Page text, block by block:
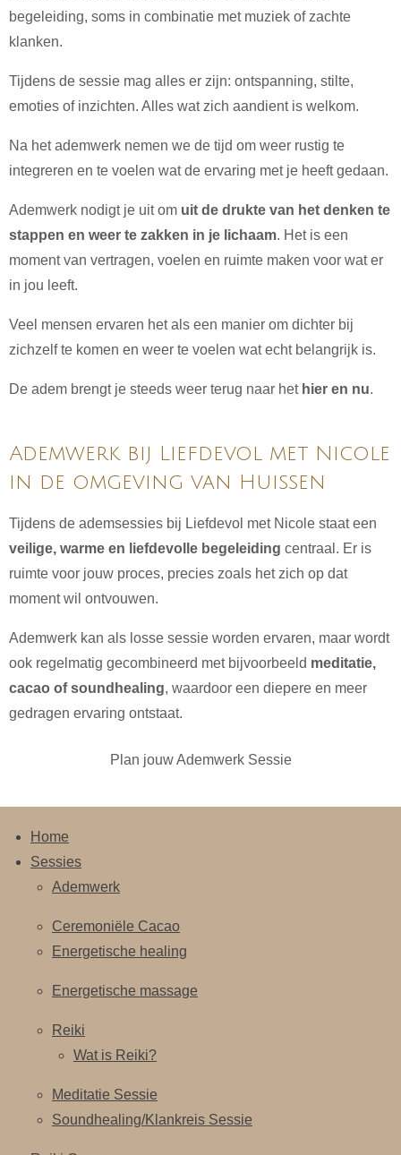
begeleiding, soms in combinatie met muziek of zachte
klanken.
Tijdens de sessie mag alles er zijn: ontspanning, stilte,
emoties of inzichten. Alles wat zich aandient is welkom.
Na het ademwerk nemen we de tijd om weer rustig te
integreren en te voelen wat de ervaring met je heeft gedaan.
Ademwerk nodigt je uit om uit de drukte van het denken te
stappen en weer te zakken in je lichaam. Het is een
moment van vertragen, voelen en ruimte maken voor wat er
in jou leeft.
Veel mensen ervaren het als een manier om dichter bij
zichzelf te komen en weer te voelen wat echt belangrijk is.
De adem brengt je steeds weer terug naar het hier en nu.
Ademwerk bij Liefdevol met Nicole
in de omgeving van Huissen
Tijdens de ademsessies bij Liefdevol met Nicole staat een
veilige, warme en liefdevolle begeleiding centraal. Er is
ruimte voor jouw proces, precies zoals het zich op dat
moment wil ontvouwen.
Ademwerk kan als losse sessie worden ervaren, maar wordt
ook regelmatig gecombineerd met bijvoorbeeld meditatie,
cacao of soundhealing, waardoor een diepere en meer
gedragen ervaring ontstaat.
Plan jouw Ademwerk Sessie
Home
Sessies
Ademwerk
Ceremoniële Cacao
Energetische healing
Energetische massage
Reiki
Wat is Reiki?
Meditatie Sessie
Soundhealing/Klankreis Sessie